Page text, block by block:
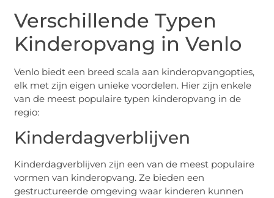
Verschillende Typen
Kinderopvang in Venlo
Venlo biedt een breed scala aan kinderopvangopties,
elk met zijn eigen unieke voordelen. Hier zijn enkele
van de meest populaire typen kinderopvang in de
regio:
Kinderdagverblijven
Kinderdagverblijven zijn een van de meest populaire
vormen van kinderopvang. Ze bieden een
gestructureerde omgeving waar kinderen kunnen